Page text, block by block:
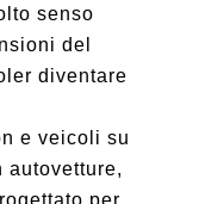
senso
del
diventare
e veicoli su
autovetture,
per